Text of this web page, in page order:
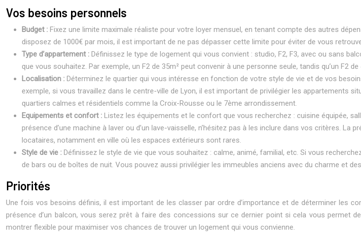
Vos besoins personnels
Budget : Fixez une limite maximale réaliste pour votre loyer mensuel, en tenant compte des autres
disposez de 1000€ par mois, il est important de ne pas dépasser cette limite pour éviter de vous
Type d’appartement : Définissez le type de logement qui vous convient : studio, F2, F3, avec ou sans
que vous souhaitez. Par exemple, un F2 de 35m² peut convenir à une personne seule, tandis qu’un F2
Localisation : Déterminez le quartier qui vous intéresse en fonction de votre style de vie et de vos
exemple, si vous travaillez dans le centre-ville de Lyon, il est important de privilégier les appartements
quartiers calmes et résidentiels comme la Croix-Rousse ou le 7ème arrondissement.
Equipements et confort : Listez les équipements et le confort que vous recherchez : cuisine équipée,
présence d’une machine à laver ou d’un lave-vaisselle, n’hésitez pas à les inclure dans vos critères.
locataires, notamment en ville où les espaces extérieurs sont rares.
Style de vie : Définissez le style de vie que vous souhaitez : calme, animé, familial, etc. Si vous
de bars ou de boîtes de nuit. Vous pouvez aussi privilégier les immeubles anciens avec du charme et
Priorités
Une fois vos besoins définis, il est important de les classer par ordre d’importance et de déterminer les
présence d’un balcon, vous serez prêt à faire des concessions sur ce dernier point si cela vous permet
montrer flexible pour maximiser vos chances de trouver un logement qui vous convienne.